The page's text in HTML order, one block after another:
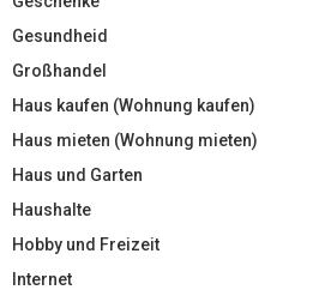
Gesundheid
Großhandel
Haus kaufen (Wohnung kaufen)
Haus mieten (Wohnung mieten)
Haus und Garten
Haushalte
Hobby und Freizeit
Internet